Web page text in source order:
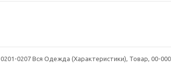
0201-0207 Вся Одежда (Характеристики), Товар, 00-